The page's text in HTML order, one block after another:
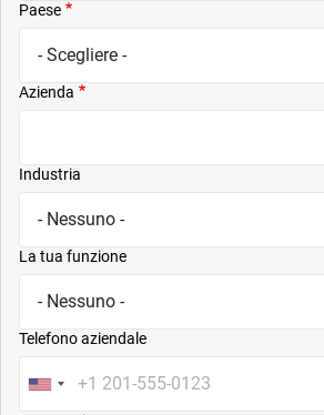
Paese
Azienda
Industria
La tua funzione
Telefono aziendale